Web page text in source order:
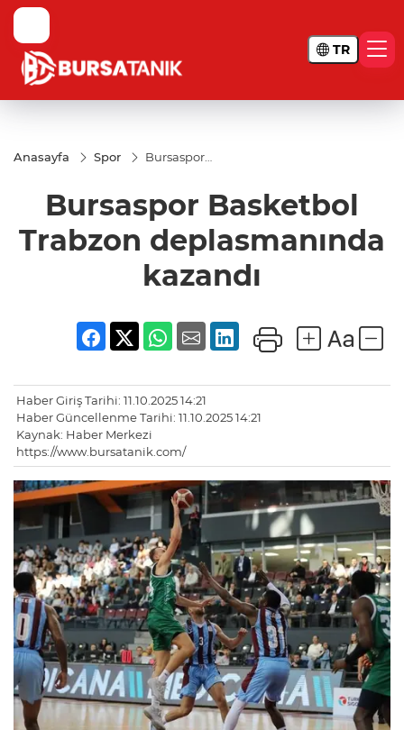
TR
Anasayfa Spor
Bursaspor
deplasmanında
kazandı
Bursaspor Basketbol
Trabzon deplasmanında
kazandı
Haber Giriş Tarihi: 11.10.2025 14:21
Haber Güncellenme Tarihi: 11.10.2025 14:21
Kaynak: Haber Merkezi
https://www.bursatanik.com/